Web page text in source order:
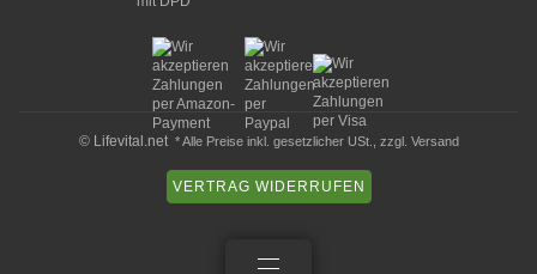
© Lifevital.net* Alle Preise inkl. gesetzlicher USt., zzgl. Versand
VERTRAG WIDERRUFEN